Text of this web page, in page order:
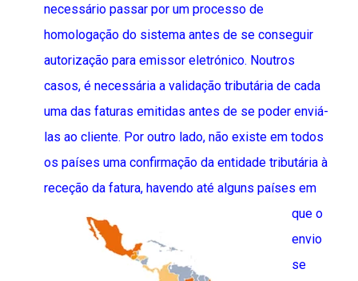
necessário passar por um processo de
homologação do sistema antes de se conseguir
autorização para emissor eletrónico. Noutros
casos, é necessária a validação tributária de cada
uma das faturas emitidas antes de se poder enviá-
las ao cliente. Por outro lado, não existe em todos
os países uma confirmação da entidade tributária à
receção da fatura, havendo até algunspaíses em
que o
envio
se